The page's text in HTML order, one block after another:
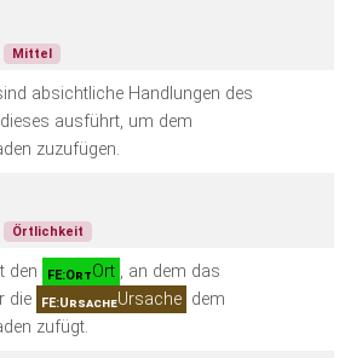
Mittel
absichtliche Handlungen des
ausführt, um dem
zuzufügen.
Örtlichkeit
den FE:OrtOrt , an dem das
die FE:UrsacheUrsache dem
zufügt.